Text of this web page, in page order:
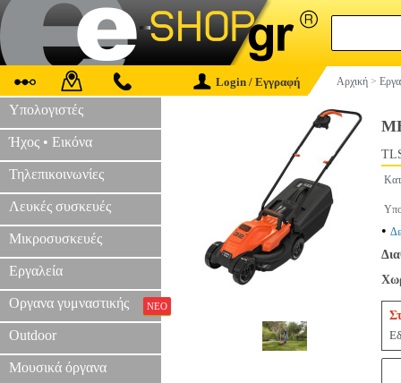
Login / Εγγραφή Αρχική >
Υπολογιστές
Ήχος • Εικόνα
Τηλεπικοινωνίες
Λευκές συσκευές
Μικροσυσκευές
Εργαλεία
Οργανα γυμναστικής ΝΕΟ
Outdoor
Μουσικά όργανα
•